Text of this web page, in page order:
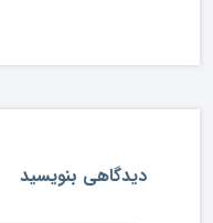
دیدگاهی بنویسید